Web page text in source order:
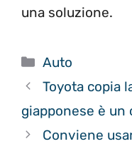
una soluzione.
Categorie
Auto
Toyota copia
giapponese è un
Conviene